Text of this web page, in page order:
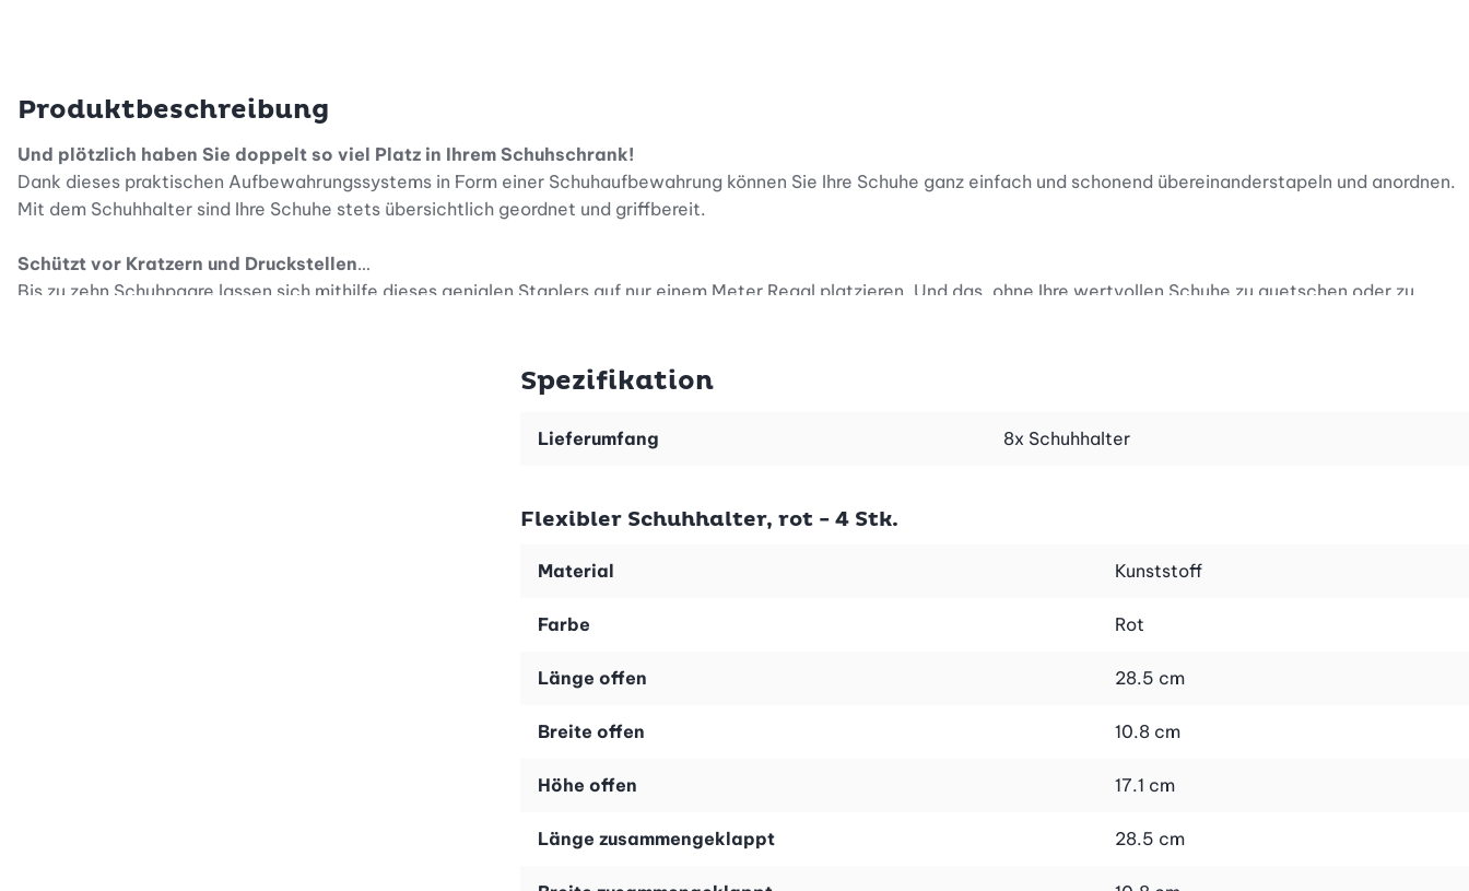
Produktbeschreibung
Und plötzlich haben Sie doppelt so viel Platz in Ihrem Schuhschrank!
Dank dieses praktischen Aufbewahrungssystems in Form einer Schuhaufbewahrung können Sie Ihre Schuhe ganz einfach und schonend übereinanderstapeln und anordnen.
Mit dem Schuhhalter sind Ihre Schuhe stets übersichtlich geordnet und griffbereit.
Schützt vor Kratzern und Druckstellen
Bis zu zehn Schuhpaare lassen sich mithilfe dieses genialen Staplers auf nur einem Meter Regal platzieren. Und das, ohne Ihre wertvollen Schuhe zu quetschen oder zu
Paarweise funktioniert der verstellbare Schuhhalter vom flachen Schuh bis zur Stiefelette. Profilrillen sorgen für rutschfesten Halt. Der robuste Kunststoff lässt sich bei
Spezifikation
Lieferumfang 8x Schuhhalter
Flexibler Schuhhalter, rot - 4 Stk.
Material Kunststoff
Farbe Rot
Länge offen 28.5 cm
Breite offen 10.8 cm
Höhe offen 17.1 cm
Länge zusammengeklappt 28.5 cm